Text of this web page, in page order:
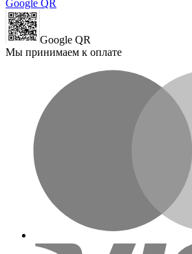
Google QR
Google QR
Мы принимаем к оплате